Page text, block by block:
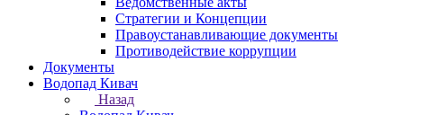
Стратегии и Концепции
Правоустанавливающие документы
Противодействие коррупции
Документы
Водопад Кивач
Назад